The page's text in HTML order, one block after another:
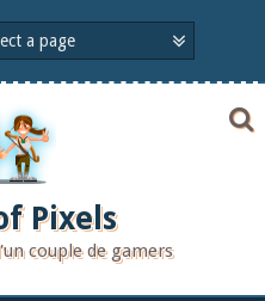
Pixels
couple de gamers